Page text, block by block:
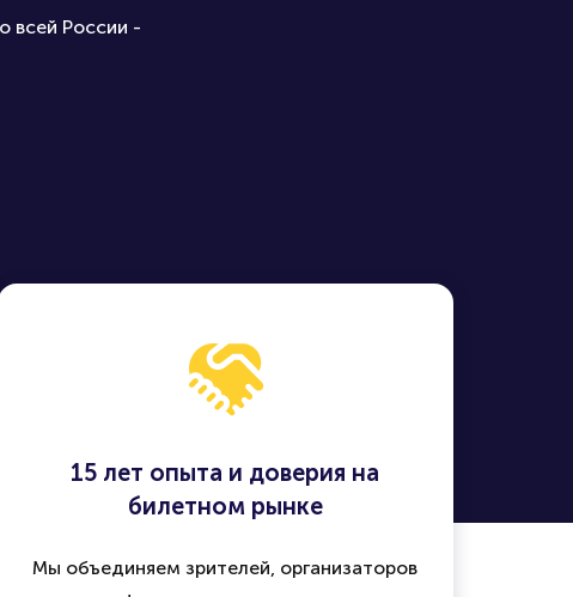
всей России -
15 лет опыта и доверия на
билетном рынке
Мы объединяем зрителей, организаторов